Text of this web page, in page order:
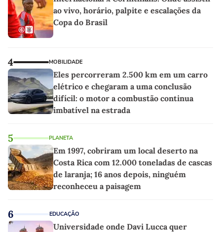
ao vivo, horário, palpite e escalações da
Copa do Brasil
4 MOBILIDADE
Eles percorreram 2.500 km em um carro
elétrico e chegaram a uma conclusão
difícil: o motor a combustão continua
imbatível na estrada
5 PLANETA
Em 1997, cobriram um local deserto na
Costa Rica com 12.000 toneladas de cascas
de laranja; 16 anos depois, ninguém
reconheceu a paisagem
6 EDUCAÇÃO
Universidade onde Davi Lucca quer